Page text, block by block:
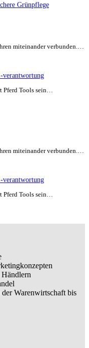
Grünpflege
miteinander verbunden.…
verantwortung
Pferd Tools sein…
miteinander verbunden.…
verantwortung
Tools sein…
Warenwirtschaft bis